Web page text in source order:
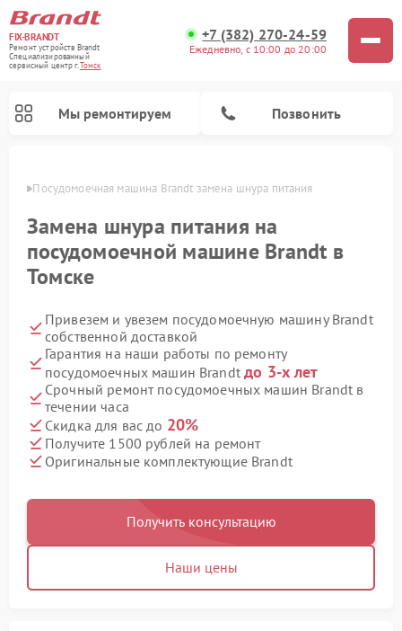
FIX-BRANDT
Ремонт устройств Brandt
Специализированный
cервисный центр г.Томск
+7 (382) 270-24-59
Ежедневно, с 10:00 до 20:00
Мы ремонтируем Позвонить
Посудомоечная машина Brandt замена шнура питания
Замена шнура питания на
посудомоечной машине Brandt в
Томске
Привезем и увезем посудомоечную машину Brandt
собственной доставкой
Гарантия на наши работы по ремонту
посудомоечных машин Brandtдо 3-х лет
Срочный ремонт посудомоечных машин Brandt в
течении часа
Скидка для вас до 20%
Получите 1500 рублей на ремонт
Оригинальные комплектующие Brandt
Получить консультацию
Наши цены